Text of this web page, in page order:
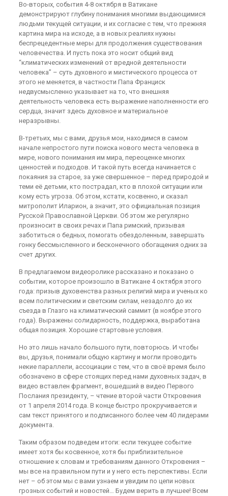
Во-вторых, события 4-8 октября в Ватикане
демонстрируют глубину понимания многими выдающимися
людьми текущей ситуации, и их согласие с тем, что прежняя
картина мира на исходе, а в новых реалиях нужны
беспрецедентные меры для продолжения существования
человечества. И пусть пока это носит общий вид
“климатических изменений от вредной деятельности
человека” – суть духовного и мистического процесса от
этого не меняется, в частности Папа Франциск
недвусмысленно указывает на то, что внешняя
деятельность человека есть выражение наполненности его
сердца, значит здесь духовное и материальное
неразрывны.
В-третьих, мы с вами, друзья мои, находимся в самом
начале непростого пути поиска нового места человека в
мире, нового понимания им мира, переоценке многих
ценностей и подходов. И такой путь всегда начинается с
покаяния за старое, за уже свершенное – перед природой и
теми её детьми, кто пострадал, кто в плохой ситуации или
кому есть угроза. Об этом, кстати, косвенно, и сказал
митрополит Иларион, а значит, это официальная позиция
Русской Православной Церкви. Об этом же регулярно
произносит в своих речах и Папа римский, призывая
заботиться о бедных, помогать обездоленным, завершать
гонку бессмысленного и бесконечного обогащения одних за
счет других.
В предлагаемом видеоролике рассказано и показано о
событии, которое произошло в Ватикане 4 октября этого
года: призыв духовенства разных религий мира и ученых ко
всем политическим и светским силам, незадолго до их
съезда в Глазго на климатический саммит (в ноябре этого
года). Выражены солидарность, поддержка, выработана
общая позиция. Хорошие стартовые условия.
Но это лишь начало большого пути, повторюсь. И чтобы
вы, друзья, понимали общую картину и могли проводить
некие параллели, ассоциации с тем, что в своё время было
обозначено в сфере стоящих перед нами духовных задач, в
видео вставлен фрагмент, вошедший в видео Первого
Послания президенту, – чтение второй части Откровения
от 1 апреля 2014 года. В конце быстро прокручивается и
сам текст принятого и подписанного более чем 40 лидерами
документа.
Таким образом подведем итоги: если текущее событие
имеет хотя бы косвенное, хотя бы приблизительное
отношение к словам и требованиям данного Откровения –
мы все на правильном пути и у него есть перспективы. Если
нет – об этом мы с вами узнаем и увидим по цепи новых
грозных событий и новостей… Будем верить в лучшее! Всем